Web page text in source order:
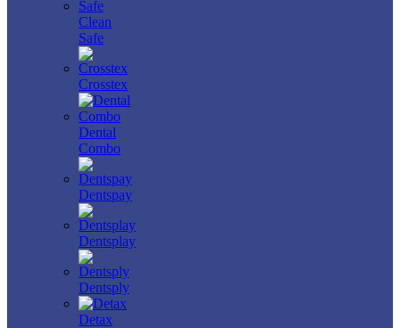
Clean
Safe
Crosstex
Dental
Combo
Dentspay
Dentsplay
Dentsply
Detax